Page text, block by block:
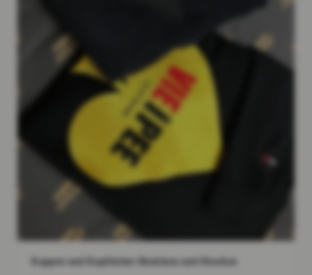
Kappen und Kopftücher Besticken und Drucken